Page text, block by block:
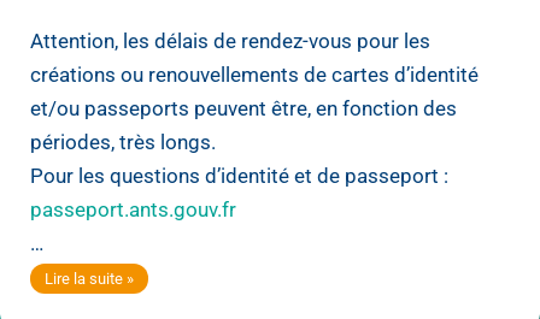
Attention, les délais de rendez-vous pour les
créations ou renouvellements de cartes d’identité
et/ou passeports peuvent être, en fonction des
périodes, très longs.
Pour les questions d’identité et de passeport :
passeport.ants.gouv.fr
…
Cartes
Lire la suite »